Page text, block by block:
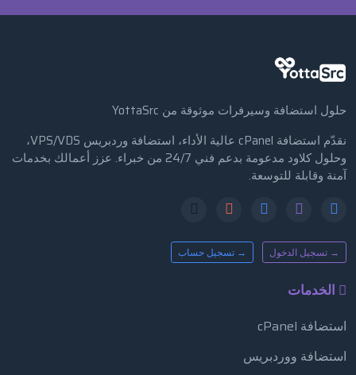
حلول استضافة وسيرفرات موثوقة من YottaSrc
نقدّم استضافة cPanel عالية الأداء، استضافة وردبريس VPS/VDS،
وحلول كلاود مدعومة بدعم فني 24/7 من خبراء. عزز أعمالك بخدمات
آمنة وقابلة للتوسعة.
→ تسجيل الدخول → تسجيل حساب
الخدمات
استضافة cPanel
استضافة ووردبريس